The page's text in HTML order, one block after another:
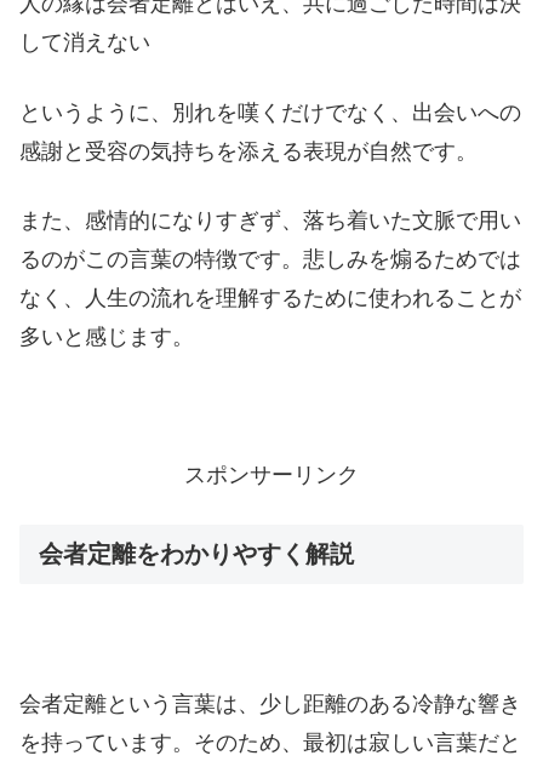
して消えない
というように、別れを嘆くだけでなく、出会いへの
感謝と受容の気持ちを添える表現が自然です。
また、感情的になりすぎず、落ち着いた文脈で用い
るのがこの言葉の特徴です。悲しみを煽るためでは
なく、人生の流れを理解するために使われることが
多いと感じます。
スポンサーリンク
会者定離をわかりやすく解説
会者定離という言葉は、少し距離のある冷静な響き
を持っています。そのため、最初は寂しい言葉だと